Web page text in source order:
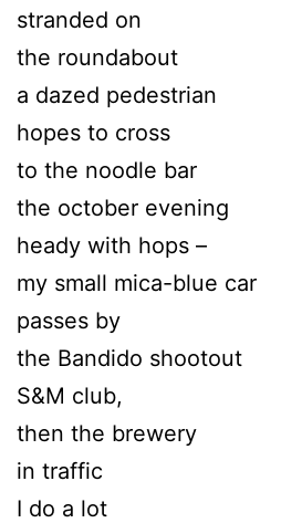
stranded on
the roundabout
a dazed pedestrian
hopes to cross
to the noodle bar
the october evening
heady with hops –
my small mica-blue car
passes by
the Bandido shootout
S&M club,
then the brewery
in traffic
I do a lot